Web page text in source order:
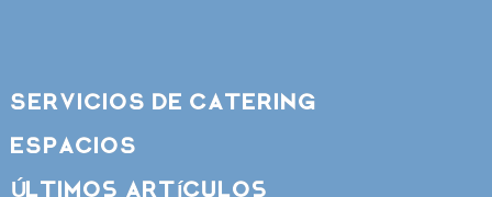
SERVICIOS DE CATERING
ESPACIOS
Últimos artículos